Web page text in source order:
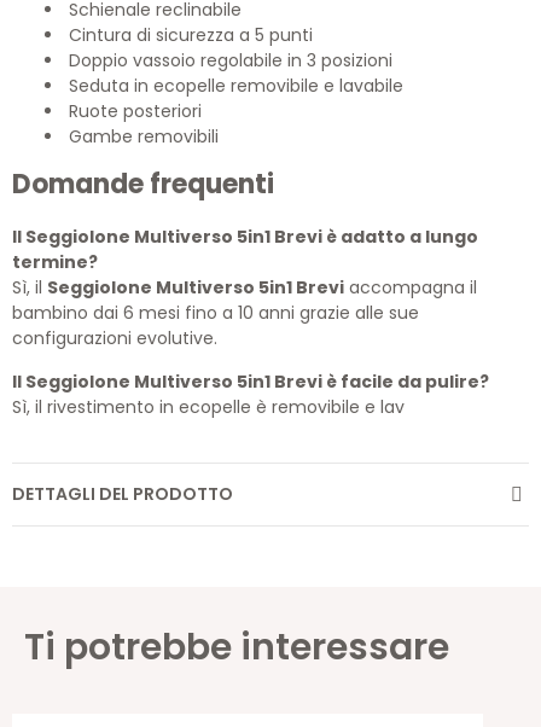
Schienale reclinabile
Cintura di sicurezza a 5 punti
Doppio vassoio regolabile in 3 posizioni
Seduta in ecopelle removibile e lavabile
Ruote posteriori
Gambe removibili
Domande frequenti
Il Seggiolone Multiverso 5in1 Brevi è adatto a lungo
termine?
Sì, il Seggiolone Multiverso 5in1 Brevi accompagna il
bambino dai 6 mesi fino a 10 anni grazie alle sue
configurazioni evolutive.
Il Seggiolone Multiverso 5in1 Brevi è facile da pulire?
Sì, il rivestimento in ecopelle è removibile e lav
DETTAGLI DEL PRODOTTO
Ti potrebbe interessare